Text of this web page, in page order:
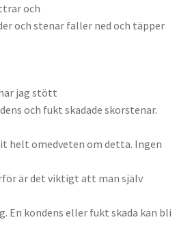
och
och stenar faller ned och täpper
jag stött
och fukt skadade skorstenar.
helt omedveten om detta. Ingen
är det viktigt att man själv
En kondens eller fukt skada kan bli